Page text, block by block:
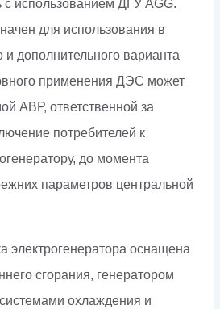
с использованием ДГУ AGG.
для использования в
и дополнительного варианта
применения ДЭС может
АВР, ответственной за
потребителей к
до момента
параметров центральной
электрогенератора оснащена
сгорания, генератором
охлаждения и